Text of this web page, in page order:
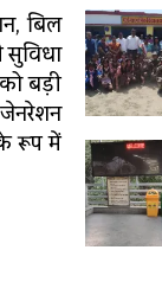
बिल
बड़ी
रूप में